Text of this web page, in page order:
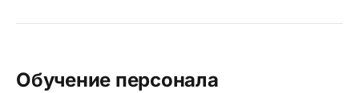
Обучение персонала